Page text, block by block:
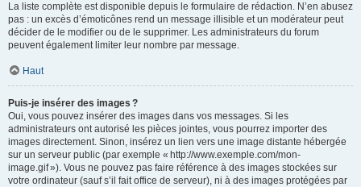
La liste complète est disponible depuis le formulaire de rédaction. N’en abusez
pas : un excès d’émoticônes rend un message illisible et un modérateur peut
décider de le modifier ou de le supprimer. Les administrateurs du forum
peuvent également limiter leur nombre par message.
Haut
Puis-je insérer des images ?
Oui, vous pouvez insérer des images dans vos messages. Si les
administrateurs ont autorisé les pièces jointes, vous pourrez importer des
images directement. Sinon, insérez un lien vers une image distante hébergée
sur un serveur public (par exemple « http://www.exemple.com/mon-
image.gif »). Vous ne pouvez pas faire référence à des images stockées sur
votre ordinateur (sauf s’il fait office de serveur), ni à des images protégées par